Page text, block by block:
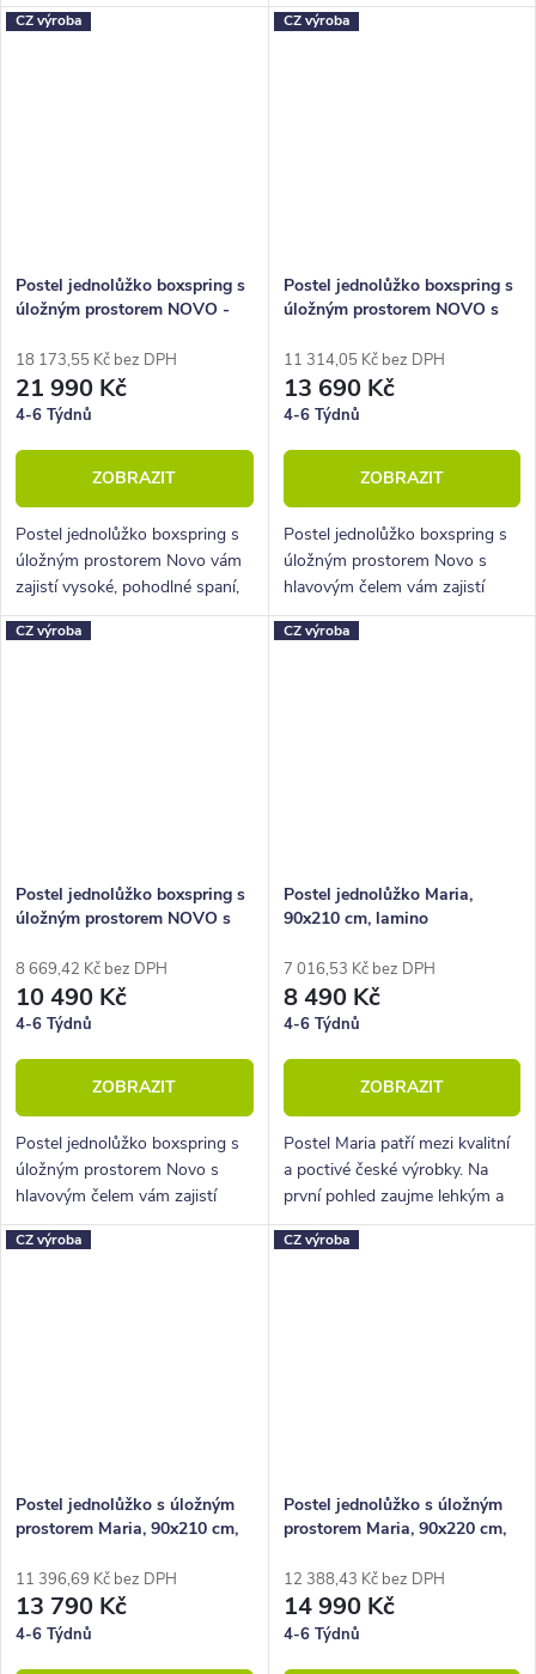
designový prvek do vaší
designový prvek do vaší
CZ výroba
Postel jednolůžko boxspring s
úložným prostorem NOVO -
18 173,55 Kč bez DPH
21 990 Kč
4-6 Týdnů
ZOBRAZIT
Postel jednolůžko boxspring s
úložným prostorem Novo vám
zajistí vysoké, pohodlné spaní,
úložný prostor i krásný
designový prvek do vaší
CZ výroba
Postel jednolůžko boxspring s
úložným prostorem NOVO s
11 314,05 Kč bez DPH
13 690 Kč
4-6 Týdnů
ZOBRAZIT
Postel jednolůžko boxspring s
úložným prostorem Novo s
hlavovým čelem vám zajistí
vysoké, pohodlné spaní, úložný
prostor i krásný designový
CZ výroba
Postel jednolůžko boxspring s
úložným prostorem NOVO s
8 669,42 Kč bez DPH
10 490 Kč
4-6 Týdnů
ZOBRAZIT
Postel jednolůžko boxspring s
úložným prostorem Novo s
hlavovým čelem vám zajistí
vysoké, pohodlné spaní, úložný
prostor i krásný designový
CZ výroba
Postel jednolůžko Maria,
90x210 cm, lamino
7 016,53 Kč bez DPH
8 490 Kč
4-6 Týdnů
ZOBRAZIT
Postel Maria patří mezi kvalitní
a poctivé české výrobky. Na
první pohled zaujme lehkým a
elegantním designem.
CZ výroba
Postel jednolůžko s úložným
prostorem Maria, 90x210 cm,
11 396,69 Kč bez DPH
13 790 Kč
4-6 Týdnů
CZ výroba
Postel jednolůžko s úložným
prostorem Maria, 90x220 cm,
12 388,43 Kč bez DPH
14 990 Kč
4-6 Týdnů